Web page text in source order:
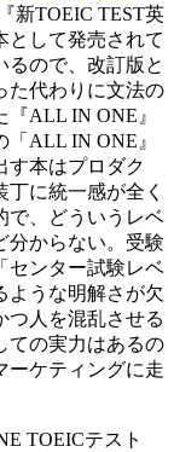
新TOEIC TEST英
として発売されて
るので、改訂版と
た代わりに文法の
ALL IN ONE』
ALL IN ONE』
す本はプロダク
丁に統一感が全く
で、どういうレベ
分からない。受験
センター試験レベ
ような明解さが欠
つ人を混乱させる
ての実力はあるの
ーケティングに走
TOEICテスト